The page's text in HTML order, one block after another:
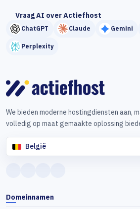
Vraag AI over Actiefhost
ChatGPT Claude Gemini
Perplexity
We bieden moderne hostingdiensten aan,
volledig op maat gemaakte oplossing
België
Domeinnamen